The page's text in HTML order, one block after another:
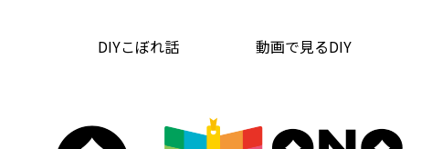
DIYこぼれ話 動画で見るDIY